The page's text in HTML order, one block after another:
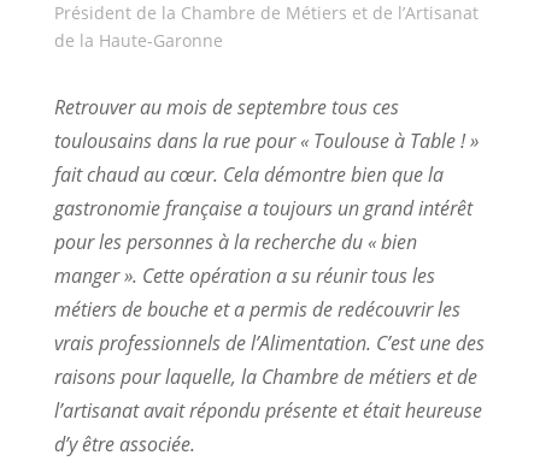
Président de la Chambre de Métiers et de l’Artisanat
de la Haute-Garonne
Retrouver au mois de septembre tous ces
toulousains dans la rue pour « Toulouse à Table ! »
fait chaud au cœur. Cela démontre bien que la
gastronomie française a toujours un grand intérêt
pour les personnes à la recherche du « bien
manger ». Cette opération a su réunir tous les
métiers de bouche et a permis de redécouvrir les
vrais professionnels de l’Alimentation. C’est une des
raisons pour laquelle, la Chambre de métiers et de
l’artisanat avait répondu présente et était heureuse
d’y être associée.